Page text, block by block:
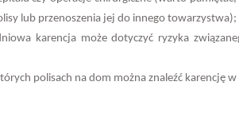
lub przenoszenia jej do innego towarzystwa);
karencja może dotyczyć ryzyka
polisach na dom można znaleźć karencję